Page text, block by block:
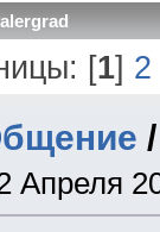
[1] 2
/
Апреля